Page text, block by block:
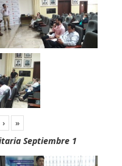
› »
Septiembre 1